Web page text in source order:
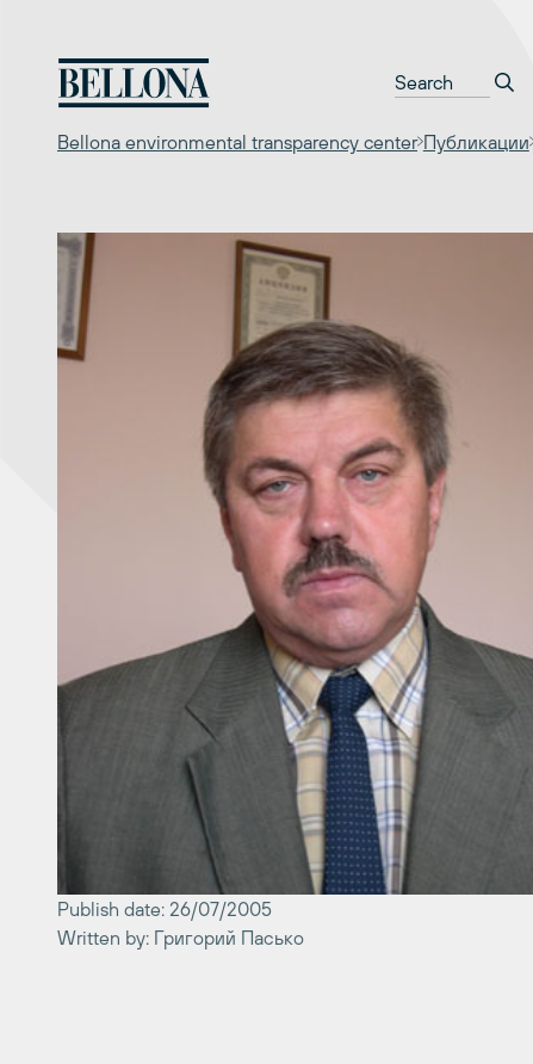
содержимому
Bellona environmental transparency center Публикации
Publish date: 26/07/2005
Written by: Григорий Пасько